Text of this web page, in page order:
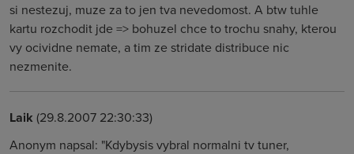
si nestezuj, muze za to jen tva nevedomost. A btw tuhle
kartu rozchodit jde => bohuzel chce to trochu snahy, kterou
vy ocividne nemate, a tim ze stridate distribuce nic
nezmenite.
Laik (29.8.2007 22:30:33)
Anonym napsal: "Kdybysis vybral normalni tv tuner,